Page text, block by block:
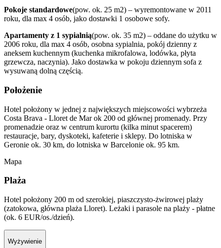
Pokoje standardowe(pow. ok. 25 m2) – wyremontowane w 2011
roku, dla max 4 osób, jako dostawki 1 osobowe sofy.
Apartamenty z 1 sypialnią(pow. ok. 35 m2) – oddane do użytku w
2006 roku, dla max 4 osób, osobna sypialnia, pokój dzienny z
aneksem kuchennym (kuchenka mikrofalowa, lodówka, płyta
grzewcza, naczynia). Jako dostawka w pokoju dziennym sofa z
wysuwaną dolną częścią.
Położenie
Hotel położony w jednej z największych miejscowości wybrzeża
Costa Brava - Lloret de Mar ok 200 od głównej promenady. Przy
promenadzie oraz w centrum kurortu (kilka minut spacerem)
restauracje, bary, dyskoteki, kafeterie i sklepy. Do lotniska w
Geronie ok. 30 km, do lotniska w Barcelonie ok. 95 km.
Mapa
Plaża
Hotel położony 200 m od szerokiej, piaszczysto-żwirowej plaży
(zatokowa, główna plaża Lloret). Leżaki i parasole na plaży - płatne
(ok. 6 EUR/os./dzień).
Wyżywienie